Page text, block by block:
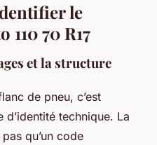
le
70 R17
et la structure
de pneu, c’est
technique. La
pas qu’un code